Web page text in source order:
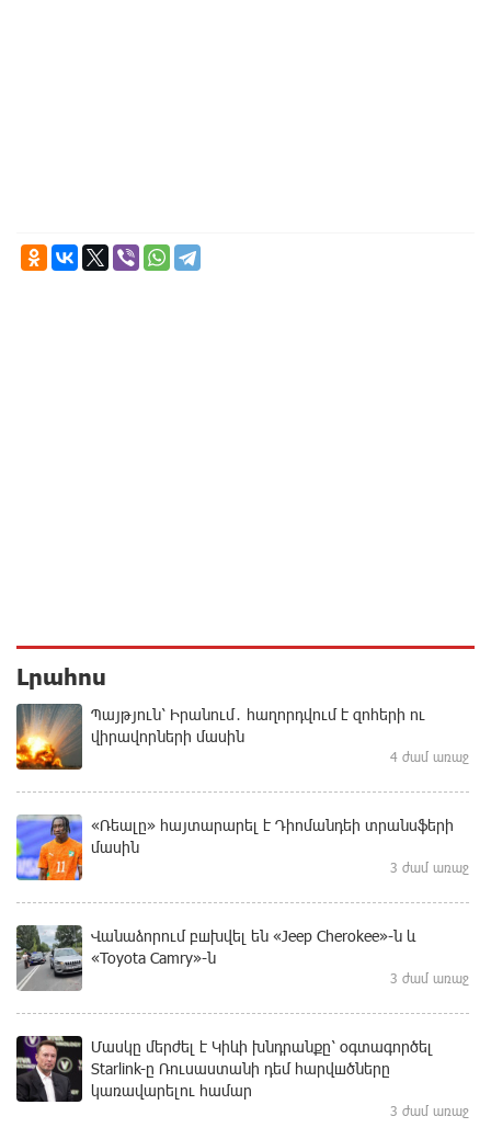
Լրահոս
Պայթյուն՝ Իրանում․ հաղորդվում է զոհերի ու
վիրավորների մասին
4 ժամ առաջ
«Ռեալը» հայտարարել է Դիոմանդեի տրանսֆերի
մասին
3 ժամ առաջ
Վանաձորում բшխվել են «Jeep Cherokee»-ն և
«Toyota Camry»-ն
3 ժամ առաջ
Մասկը մերժել է Կիևի խնդրանքը՝ օգտագործել
Starlink-ը Ռուսաստանի դեմ հարվшծները
կառավարելու համար
3 ժամ առաջ